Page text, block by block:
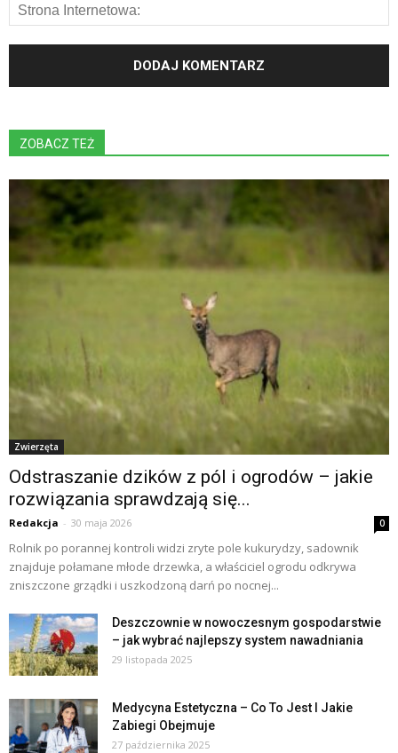
ZOBACZ TEŻ
Zwierzęta
Odstraszanie dzików z pól i ogrodów – jakie
rozwiązania sprawdzają się...
Redakcja - 30 maja 2026 0
Rolnik po porannej kontroli widzi zryte pole kukurydzy, sadownik
znajduje połamane młode drzewka, a właściciel ogrodu odkrywa
zniszczone grządki i uszkodzoną darń po nocnej...
Deszczownie w nowoczesnym gospodarstwie
– jak wybrać najlepszy system nawadniania
29 listopada 2025
Medycyna Estetyczna – Co To Jest I Jakie
Zabiegi Obejmuje
27 października 2025